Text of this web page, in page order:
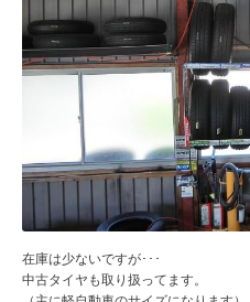
在庫は少ないですが･･･
中古タイヤも取り扱ってます。